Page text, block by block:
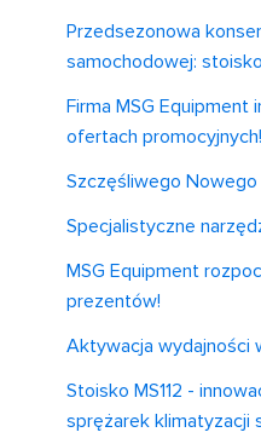
Przedsezonowa
samochodowej: stoisko
Firma MSG
ofertach promocyjnych!
Szczęśliwego Nowego
Specjalistyczne
MSG Equipment
prezentów!
Aktywacja wydajności
Stoisko MS112 -
sprężarek klimatyzacji